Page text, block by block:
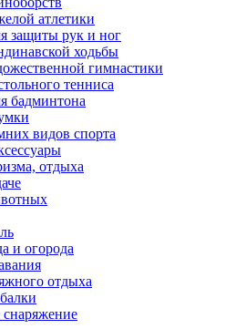
атлетики
защиты рук и ног
ходьбы
гимнастики
тенниса
бадминтона
видов спорта
отдыха
и огорода
отдыха
снаряжение